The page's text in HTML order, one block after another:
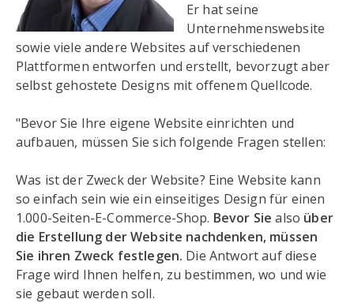
Er hat seine
Unternehmenswebsite
sowie viele andere Websites auf verschiedenen
Plattformen entworfen und erstellt, bevorzugt aber
selbst gehostete Designs mit offenem Quellcode.
"Bevor Sie Ihre eigene Website einrichten und
aufbauen, müssen Sie sich folgende Fragen stellen:
Was ist der Zweck der Website? Eine Website kann
so einfach sein wie ein einseitiges Design für einen
1.000-Seiten-E-Commerce-Shop. Bevor Siealso über
die Erstellung der Website nachdenken, müssen
Sie ihren Zweck festlegen. Die Antwort auf diese
Frage wird Ihnen helfen, zu bestimmen, wo und wie
sie gebaut werden soll.